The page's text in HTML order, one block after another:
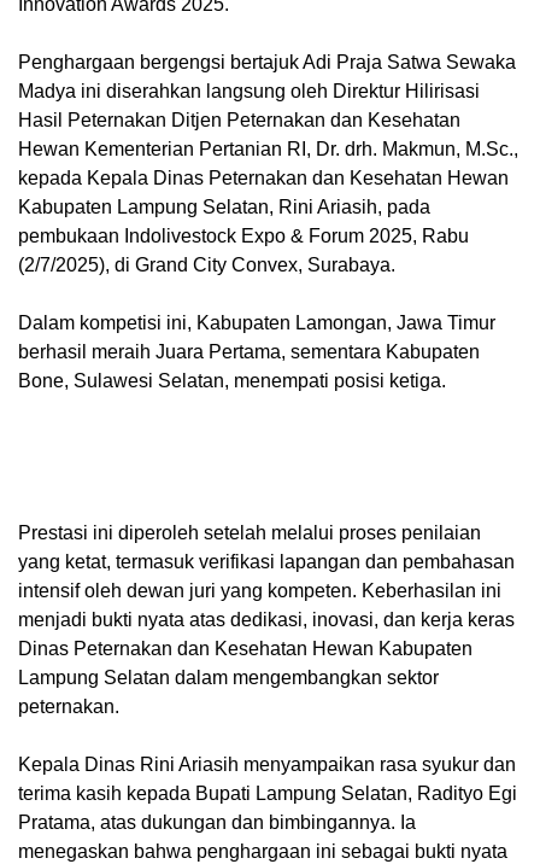
Innovation Awards 2025.
Penghargaan bergengsi bertajuk Adi Praja Satwa Sewaka
Madya ini diserahkan langsung oleh Direktur Hilirisasi
Hasil Peternakan Ditjen Peternakan dan Kesehatan
Hewan Kementerian Pertanian RI, Dr. drh. Makmun, M.Sc.,
kepada Kepala Dinas Peternakan dan Kesehatan Hewan
Kabupaten Lampung Selatan, Rini Ariasih, pada
pembukaan Indolivestock Expo & Forum 2025, Rabu
(2/7/2025), di Grand City Convex, Surabaya.
Dalam kompetisi ini, Kabupaten Lamongan, Jawa Timur
berhasil meraih Juara Pertama, sementara Kabupaten
Bone, Sulawesi Selatan, menempati posisi ketiga.
Prestasi ini diperoleh setelah melalui proses penilaian
yang ketat, termasuk verifikasi lapangan dan pembahasan
intensif oleh dewan juri yang kompeten. Keberhasilan ini
menjadi bukti nyata atas dedikasi, inovasi, dan kerja keras
Dinas Peternakan dan Kesehatan Hewan Kabupaten
Lampung Selatan dalam mengembangkan sektor
peternakan.
Kepala Dinas Rini Ariasih menyampaikan rasa syukur dan
terima kasih kepada Bupati Lampung Selatan, Radityo Egi
Pratama, atas dukungan dan bimbingannya. Ia
menegaskan bahwa penghargaan ini sebagai bukti nyata